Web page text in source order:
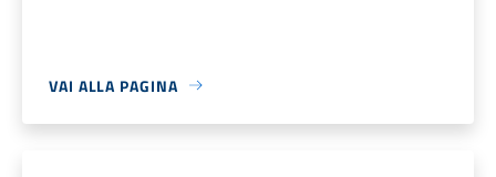
VAI ALLA PAGINA